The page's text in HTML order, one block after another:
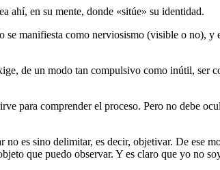
ahí, en su mente, donde «sitúe» su identidad.
manifiesta como nerviosismo (visible o no), y
de un modo tan compulsivo como inútil, ser
para comprender el proceso. Pero no debe
es sino delimitar, es decir, objetivar. De ese
que puedo observar. Y es claro que yo no